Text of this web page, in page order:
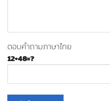
ตอบคำถามภาษาไทย
12+48=?